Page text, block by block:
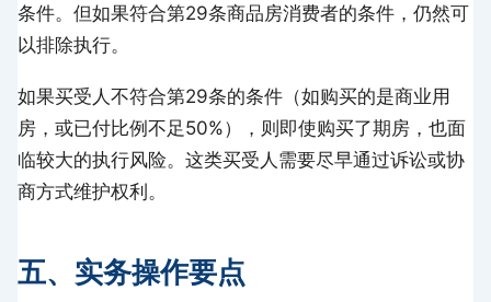
条件。但如果符合第29条商品房消费者的条件，仍然可
以排除执行。
如果买受人不符合第29条的条件（如购买的是商业用
房，或已付比例不足50%），则即使购买了期房，也面
临较大的执行风险。这类买受人需要尽早通过诉讼或协
商方式维护权利。
五、实务操作要点